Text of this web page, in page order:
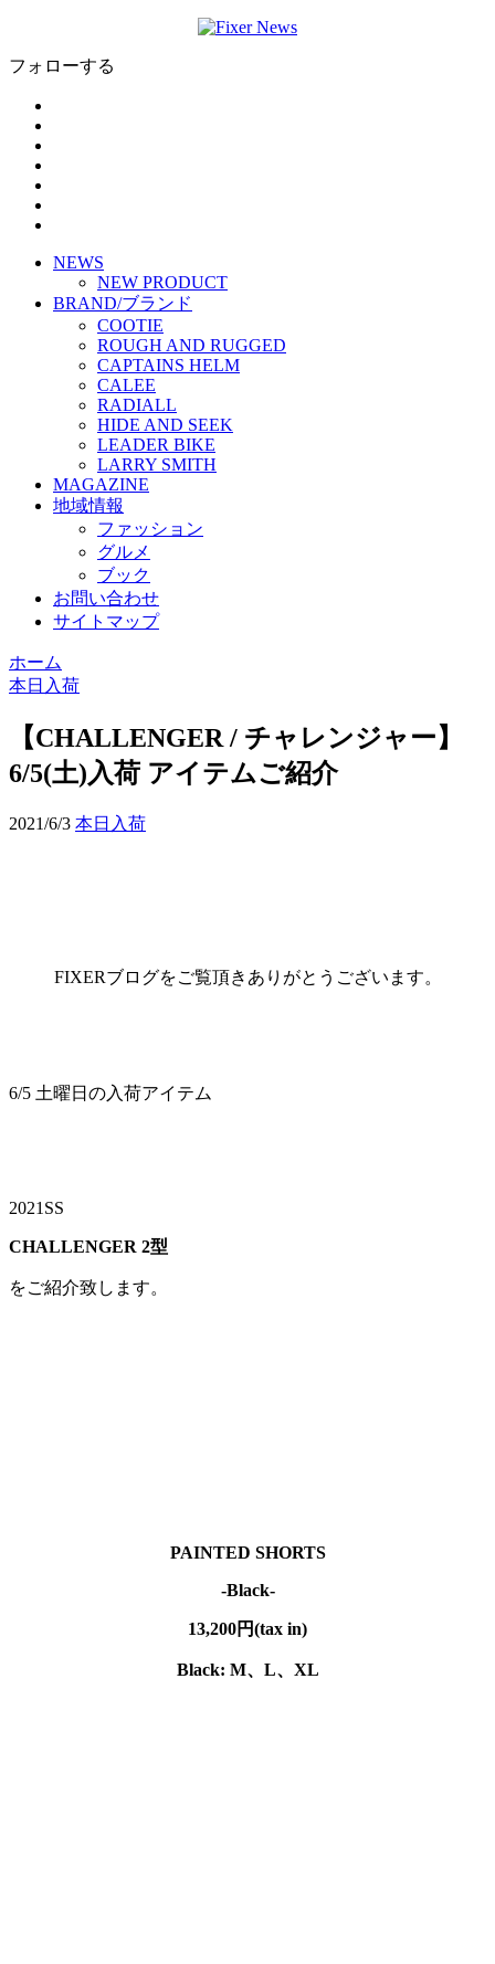
フォローする
NEWS
NEW PRODUCT
BRAND/ブランド
COOTIE
ROUGH AND RUGGED
CAPTAINS HELM
CALEE
RADIALL
HIDE AND SEEK
LEADER BIKE
LARRY SMITH
MAGAZINE
地域情報
ファッション
グルメ
ブック
お問い合わせ
サイトマップ
ホーム
本日入荷
【CHALLENGER / チャレンジャー】
6/5(土)入荷 アイテムご紹介
2021/6/3 本日入荷
FIXERブログをご覧頂きありがとうございます。
6/5 土曜日の入荷アイテム
2021SS
CHALLENGER 2型
をご紹介致します。
PAINTED SHORTS
-Black-
13,200円(tax in)
Black: M、L、XL